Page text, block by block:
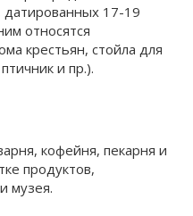
17-19
относятся
крестьян, стойла для
и пр.).
кофейня, пекарня и
продуктов,
музея.